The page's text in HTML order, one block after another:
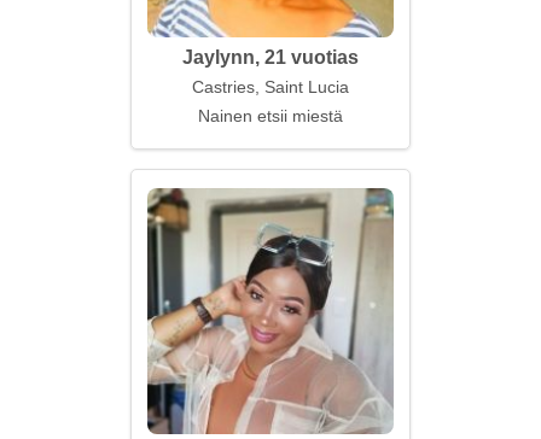
Jaylynn, 21 vuotias
Castries, Saint Lucia
Nainen etsii miestä